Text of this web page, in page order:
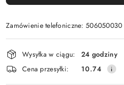
Zamówienie telefoniczne: 506050030
Wyślij
Dostępność
i
dostawa
Wysyłka w ciągu:
24 godziny
Cena przesyłki:
10.74